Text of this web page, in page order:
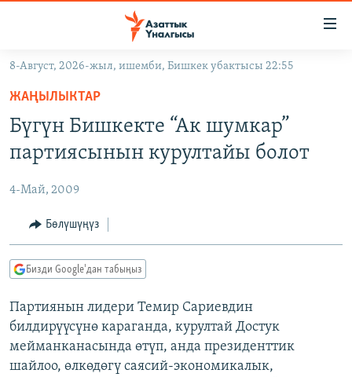
Навигацияга
өтүңүз
Издөөгө
салыңызКЫРГЫЗСТАН
ЭКОНОМИКА
МАДАНИЯТ
ДҮЙНӨ
БОРБОР АЗИЯ
УКРАИНА
АТАЙЫН ИЛИКТӨӨ
ТВ ПРОГРАММАЛАР
ЭКСПЕРТТЕР ТАЛДАЙТ
БИЗ ЖАНА ДҮЙНӨ
ДАНИСТЕ
ЭЖЕ-СИҢДИЛЕР
ӨЗГӨЧӨ ПИКИР
Русский
ОНЛАЙН ШЕРИНЕ
8-Август, 2026-жыл, ишемби, Бишкек убактысы 22:55
ЖАҢЫЛЫКТАР
Бүгүн Бишкекте “Ак шумкар”
партиясынын курултайы болот
4-Май, 2009
Бөлүшүңүз
Бизди Google'дан табыңыз
Партиянын лидери Темир Сариевдин
билдирүүсүнө караганда, курултай Достук
мейманканасында өтүп, анда президенттик
шайлоо, өлкөдөгү саясий-экономикалык,